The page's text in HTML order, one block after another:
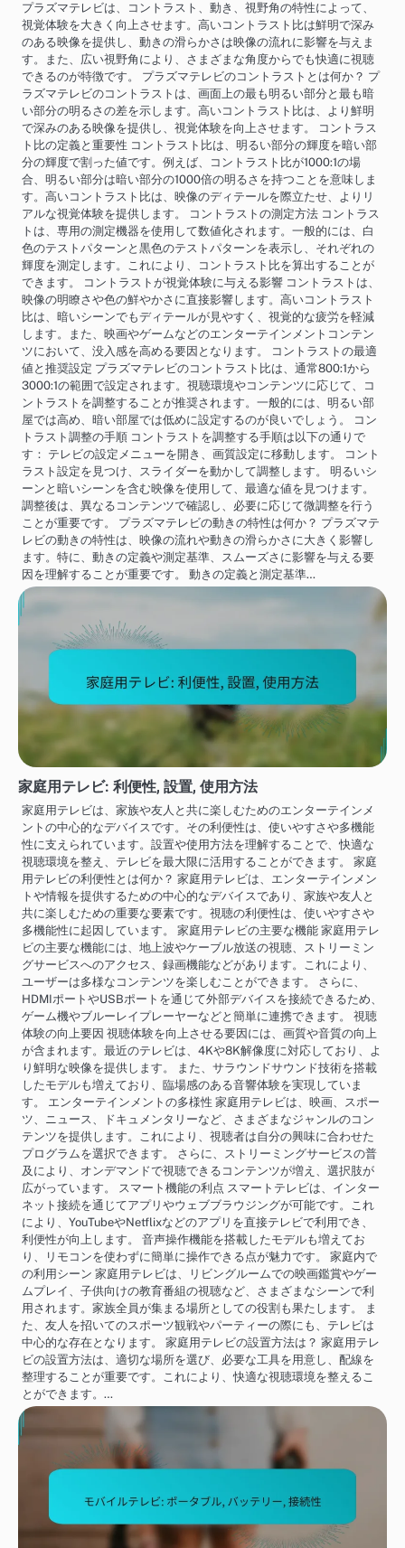
プラズマテレビは、コントラスト、動き、視野角の特性によって、
視覚体験を大きく向上させます。高いコントラスト比は鮮明で深み
のある映像を提供し、動きの滑らかさは映像の流れに影響を与えま
す。また、広い視野角により、さまざまな角度からでも快適に視聴
できるのが特徴です。 プラズマテレビのコントラストとは何か？ プ
ラズマテレビのコントラストは、画面上の最も明るい部分と最も暗
い部分の明るさの差を示します。高いコントラスト比は、より鮮明
で深みのある映像を提供し、視覚体験を向上させます。 コントラス
ト比の定義と重要性 コントラスト比は、明るい部分の輝度を暗い部
分の輝度で割った値です。例えば、コントラスト比が1000:1の場
合、明るい部分は暗い部分の1000倍の明るさを持つことを意味しま
す。高いコントラスト比は、映像のディテールを際立たせ、よりリ
アルな視覚体験を提供します。 コントラストの測定方法 コントラス
トは、専用の測定機器を使用して数値化されます。一般的には、白
色のテストパターンと黒色のテストパターンを表示し、それぞれの
輝度を測定します。これにより、コントラスト比を算出することが
できます。 コントラストが視覚体験に与える影響 コントラストは、
映像の明瞭さや色の鮮やかさに直接影響します。高いコントラスト
比は、暗いシーンでもディテールが見やすく、視覚的な疲労を軽減
します。また、映画やゲームなどのエンターテインメントコンテン
ツにおいて、没入感を高める要因となります。 コントラストの最適
値と推奨設定 プラズマテレビのコントラスト比は、通常800:1から
3000:1の範囲で設定されます。視聴環境やコンテンツに応じて、コ
ントラストを調整することが推奨されます。一般的には、明るい部
屋では高め、暗い部屋では低めに設定するのが良いでしょう。 コン
トラスト調整の手順 コントラストを調整する手順は以下の通りで
す： テレビの設定メニューを開き、画質設定に移動します。 コント
ラスト設定を見つけ、スライダーを動かして調整します。 明るいシ
ーンと暗いシーンを含む映像を使用して、最適な値を見つけます。
調整後は、異なるコンテンツで確認し、必要に応じて微調整を行う
ことが重要です。 プラズマテレビの動きの特性は何か？ プラズマテ
レビの動きの特性は、映像の流れや動きの滑らかさに大きく影響し
ます。特に、動きの定義や測定基準、スムーズさに影響を与える要
因を理解することが重要です。 動きの定義と測定基準…
家庭用テレビ: 利便性, 設置, 使用方法
家庭用テレビは、家族や友人と共に楽しむためのエンターテインメ
ントの中心的なデバイスです。その利便性は、使いやすさや多機能
性に支えられています。設置や使用方法を理解することで、快適な
視聴環境を整え、テレビを最大限に活用することができます。 家庭
用テレビの利便性とは何か？ 家庭用テレビは、エンターテインメン
トや情報を提供するための中心的なデバイスであり、家族や友人と
共に楽しむための重要な要素です。視聴の利便性は、使いやすさや
多機能性に起因しています。 家庭用テレビの主要な機能 家庭用テレ
ビの主要な機能には、地上波やケーブル放送の視聴、ストリーミン
グサービスへのアクセス、録画機能などがあります。これにより、
ユーザーは多様なコンテンツを楽しむことができます。 さらに、
HDMIポートやUSBポートを通じて外部デバイスを接続できるため、
ゲーム機やブルーレイプレーヤーなどと簡単に連携できます。 視聴
体験の向上要因 視聴体験を向上させる要因には、画質や音質の向上
が含まれます。最近のテレビは、4Kや8K解像度に対応しており、よ
り鮮明な映像を提供します。 また、サラウンドサウンド技術を搭載
したモデルも増えており、臨場感のある音響体験を実現していま
す。 エンターテインメントの多様性 家庭用テレビは、映画、スポー
ツ、ニュース、ドキュメンタリーなど、さまざまなジャンルのコン
テンツを提供します。これにより、視聴者は自分の興味に合わせた
プログラムを選択できます。 さらに、ストリーミングサービスの普
及により、オンデマンドで視聴できるコンテンツが増え、選択肢が
広がっています。 スマート機能の利点 スマートテレビは、インター
ネット接続を通じてアプリやウェブブラウジングが可能です。これ
により、YouTubeやNetflixなどのアプリを直接テレビで利用でき、
利便性が向上します。 音声操作機能を搭載したモデルも増えてお
り、リモコンを使わずに簡単に操作できる点が魅力です。 家庭内で
の利用シーン 家庭用テレビは、リビングルームでの映画鑑賞やゲー
ムプレイ、子供向けの教育番組の視聴など、さまざまなシーンで利
用されます。家族全員が集まる場所としての役割も果たします。 ま
た、友人を招いてのスポーツ観戦やパーティーの際にも、テレビは
中心的な存在となります。 家庭用テレビの設置方法は？ 家庭用テレ
ビの設置方法は、適切な場所を選び、必要な工具を用意し、配線を
整理することが重要です。これにより、快適な視聴環境を整えるこ
とができます。…